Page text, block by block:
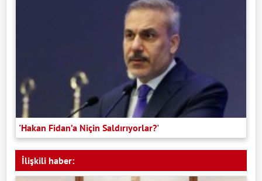
'Hakan Fidan’a Niçin Saldırıyorlar?'
İlişkili haber: